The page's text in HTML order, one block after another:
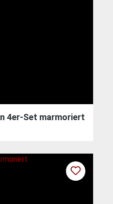
4er-Set marmoriert